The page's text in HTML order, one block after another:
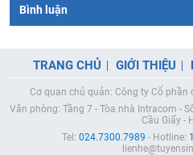
Bình luận
TRANG CHỦ GIỚI THIỆU
Cơ quan chủ quản: Công ty Cổ
Văn phòng: Tầng 7 - Tòa nhà Intracom -
Cầu Giấy -
Tel: 024.7300.7989 - Hotline: